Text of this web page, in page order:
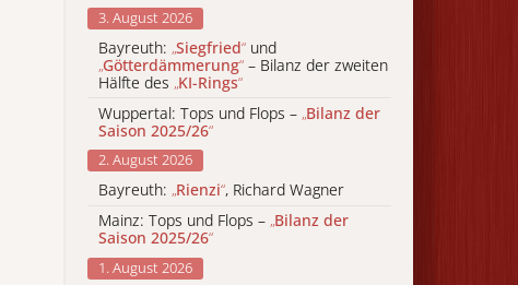
3. August 2026
Bayreuth: „Siegfried“ und
„Götterdämmerung“ – Bilanz der zweiten
Hälfte des „KI-Rings“
Wuppertal: Tops und Flops – „Bilanz der
Saison 2025/26“
2. August 2026
Bayreuth: „Rienzi“, Richard Wagner
Mainz: Tops und Flops – „Bilanz der
Saison 2025/26“
1. August 2026